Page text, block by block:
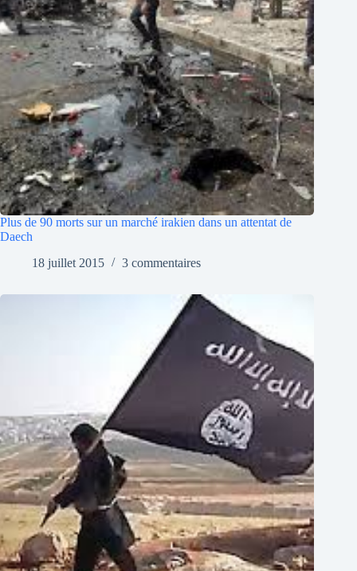
Plus de 90 morts sur un marché irakien dans un attentat de
Daech
18 juillet 2015
3 commentaires